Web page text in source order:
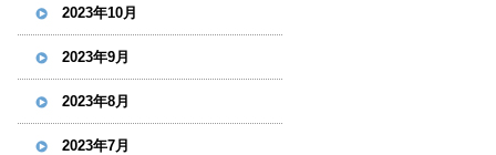
2023年10月
2023年9月
2023年8月
2023年7月